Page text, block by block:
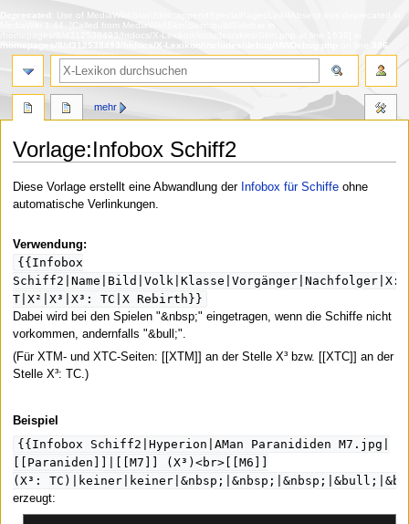
Deprecated : Use of MediaWiki\Skin\Skin::appendSpecialPagesLinkIfAbsent was deprecated in
MediaWiki 1.44. [Called from MediaWiki\Skin\Skin::buildSidebar in
/homepages/8/d312538493/htdocs/X-Lexikon/includes/skins/Skin.php at line 1639] in
/homepages/8/d312538493/htdocs/X-Lexikon/includes/debug/MWDebug.php
386
Vorlage:Infobox Schiff2
Zur
Navigation
Zur
Suche
Diese Vorlage erstellt eine Abwandlung der Infobox für Schiffeohne
automatische Verlinkungen.
Verwendung:
{{Infobox
Schiff2|Name|Bild|Volk|Klasse|Vorgänger|Nachfolger|X:
T|X²|X³|X³: TC|X Rebirth}}
Dabei wird bei den Spielen "&nbsp;" eingetragen, wenn die Schiffe nicht
vorkommen, andernfalls "&bull;".
(Für XTM- und XTC-Seiten: [[XTM]] an der Stelle X³ bzw. [[XTC]] an der
Stelle X³: TC.)
Beispiel
{{Infobox Schiff2|Hyperion|AMan Paranididen M7.jpg|
[[Paraniden]]|[[M7]] (X³)<br>[[M6]]
(X³:
erzeugt:
mehr
Suche